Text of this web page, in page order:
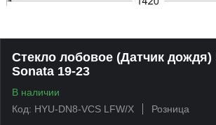
Стекло лобовое (Датчик дождя)
Sonata 19-23
В наличии
Код: HYU-DN8-VCS LFW/X
Розница